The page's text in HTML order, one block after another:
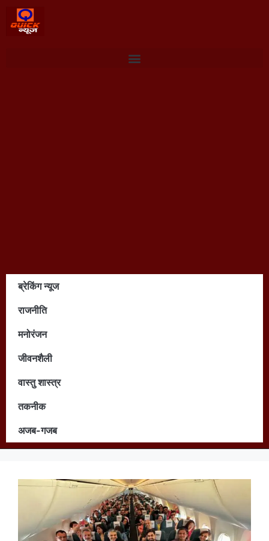
ब्रेकिंग न्यूज
राजनीति
मनोरंजन
जीवनशैली
वास्तु शास्त्र
तकनीक
अजब-गजब